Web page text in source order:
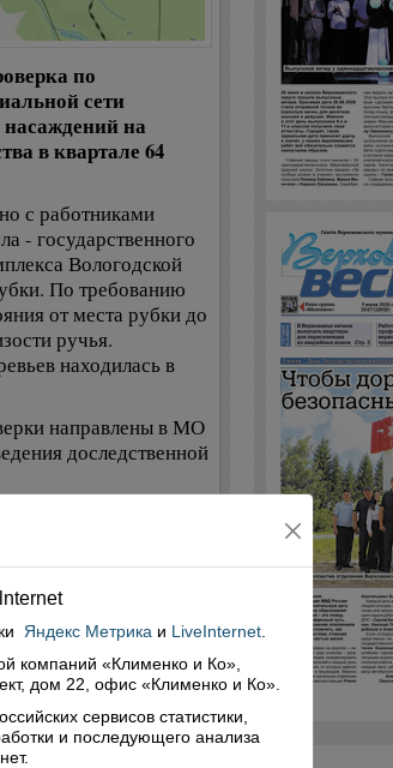
по
сети
на
в квартале 64
с работниками
- государственного
Вологодской
По требованию
от места рубки до
ручья.
находилась в
направлены в МО
доследственной
Яндекс Метрика и LiveInternet
компаний «Клименко и Ко»,
дом 22, офис «Клименко и Ко».
сервисов статистики,
и последующего анализа